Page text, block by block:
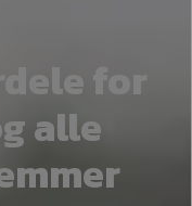
for
alle